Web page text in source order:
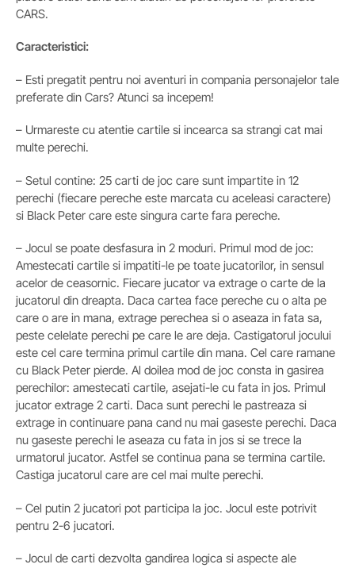
CARS.
Caracteristici:
– Esti pregatit pentru noi aventuri in compania personajelor tale
preferate din Cars? Atunci sa incepem!
– Urmareste cu atentie cartile si incearca sa strangi cat mai
multe perechi.
– Setul contine: 25 carti de joc care sunt impartite in 12
perechi (fiecare pereche este marcata cu aceleasi caractere)
si Black Peter care este singura carte fara pereche.
– Jocul se poate desfasura in 2 moduri. Primul mod de joc:
Amestecati cartile si impatiti-le pe toate jucatorilor, in sensul
acelor de ceasornic. Fiecare jucator va extrage o carte de la
jucatorul din dreapta. Daca cartea face pereche cu o alta pe
care o are in mana, extrage perechea si o aseaza in fata sa,
peste celelate perechi pe care le are deja. Castigatorul jocului
este cel care termina primul cartile din mana. Cel care ramane
cu Black Peter pierde. Al doilea mod de joc consta in gasirea
perechilor: amestecati cartile, asejati-le cu fata in jos. Primul
jucator extrage 2 carti. Daca sunt perechi le pastreaza si
extrage in continuare pana cand nu mai gaseste perechi. Daca
nu gaseste perechi le aseaza cu fata in jos si se trece la
urmatorul jucator. Astfel se continua pana se termina cartile.
Castiga jucatorul care are cel mai multe perechi.
– Cel putin 2 jucatori pot participa la joc. Jocul este potrivit
pentru 2-6 jucatori.
– Jocul de carti dezvolta gandirea logica si aspecte ale